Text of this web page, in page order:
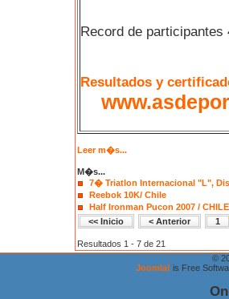
Record de participantes
Resultados y
Leer m�s...
M�s...
7� Triatlon Internacional "L",
Reebok 10K/ Chile
Half Ironman Pucon 2007 / CHILE
<< Inicio
< Anterior 1
Resultados 1 - 7 de 21
©
Joomla! is Free